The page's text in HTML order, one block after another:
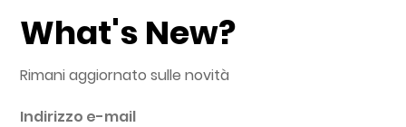
What's New?
Rimani aggiornato sulle novità